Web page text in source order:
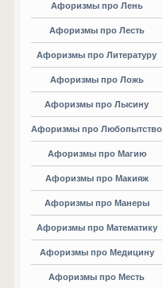
Афоризмы про Лень
Афоризмы про Лесть
Афоризмы про Литературу
Афоризмы про Ложь
Афоризмы про Лысину
Афоризмы про Любопытство
Афоризмы про Магию
Афоризмы про Макияж
Афоризмы про Манеры
Афоризмы про Математику
Афоризмы про Медицину
Афоризмы про Месть